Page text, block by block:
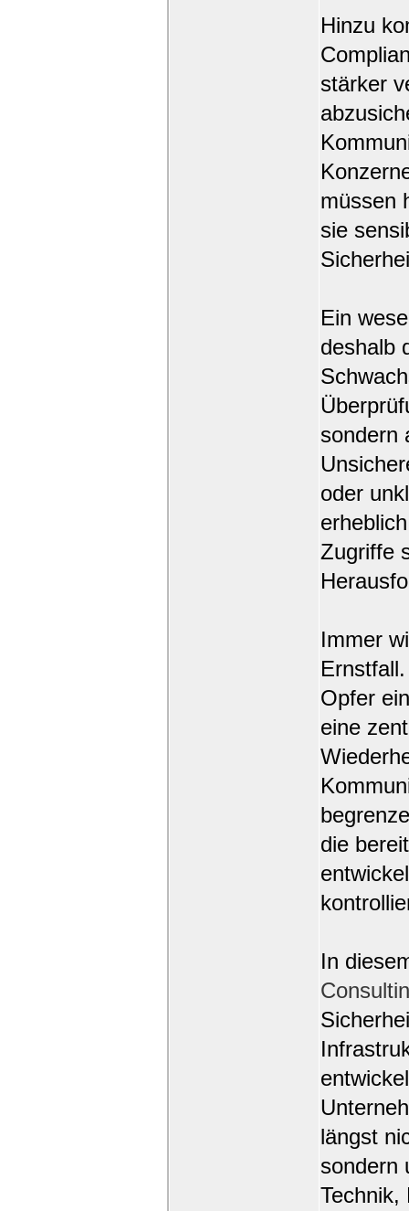
Hinzu
stärker
müssen
sie
Ein
deshalb
sondern
oder
Zugriffe
Immer
Opfer
eine
die
In
längst
sondern
Technik,